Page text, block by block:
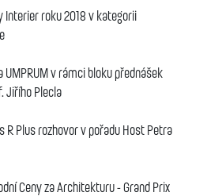
Interier roku 2018 v kategorii
UMPRUM v rámci bloku přednášek
Jiřího Plecla
R Plus rozhovor v pořadu Host Petra
Ceny za Architekturu - Grand Prix